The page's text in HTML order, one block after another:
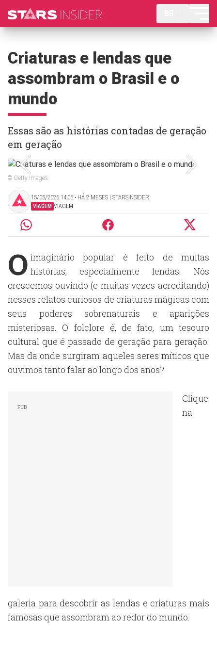
Criaturas e lendas que
assombram o Brasil e o
mundo
Essas são as histórias contadas de geração
em geração
© Getty Images
15/05/2026 14:05 ‧ HÁ 2 MESES | STARSINSIDER
VIAGEM VIAGEM
O imaginário popular é feito de muitas
histórias, especialmente lendas. Nós
crescemos ouvindo (e muitas vezes acreditando)
nesses relatos curiosos de criaturas mágicas com
seus poderes sobrenaturais e aparições
misteriosas. O folclore é, de fato, um tesouro
cultural que é passado de geração para geração.
Mas da onde surgiram aqueles seres míticos que
ouvimos tanto falar ao longo dos anos?
Clique
na
galeria para descobrir as lendas e criaturas mais
famosas que assombram ao redor do mundo.